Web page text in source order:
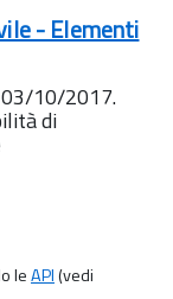
- Elementi
10/2017.
di
leAPI(vedi